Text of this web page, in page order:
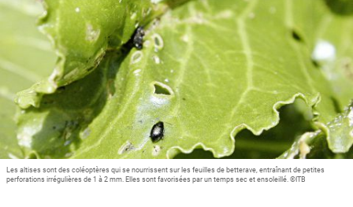
Abonnez-vous
Les altises sont des coléoptères qui se nourrissent sur les feuilles de betterave, entraînant de petites
perforations irrégulières de 1 à 2 mm. Elles sont favorisées par un temps sec et ensoleillé. ©ITB